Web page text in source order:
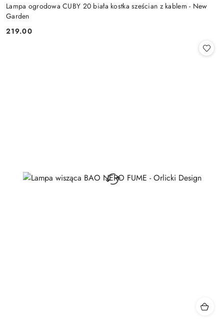
Lampa ogrodowa CUBY 20 biała kostka sześcian z kablem - New
Garden
Cena:
219.00